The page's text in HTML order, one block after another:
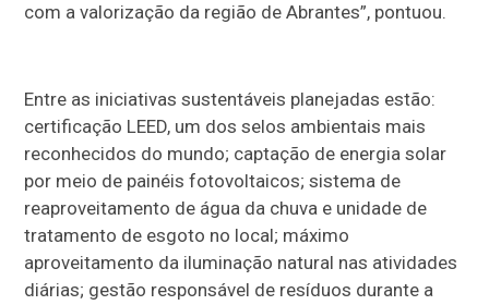
com a valorização da região de Abrantes”, pontuou.
Entre as iniciativas sustentáveis planejadas estão:
certificação LEED, um dos selos ambientais mais
reconhecidos do mundo; captação de energia solar
por meio de painéis fotovoltaicos; sistema de
reaproveitamento de água da chuva e unidade de
tratamento de esgoto no local; máximo
aproveitamento da iluminação natural nas atividades
diárias; gestão responsável de resíduos durante a